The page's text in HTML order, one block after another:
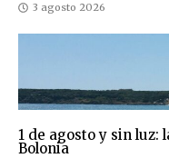
3 agosto 2026
1 de agosto y sin luz:
Bolonia